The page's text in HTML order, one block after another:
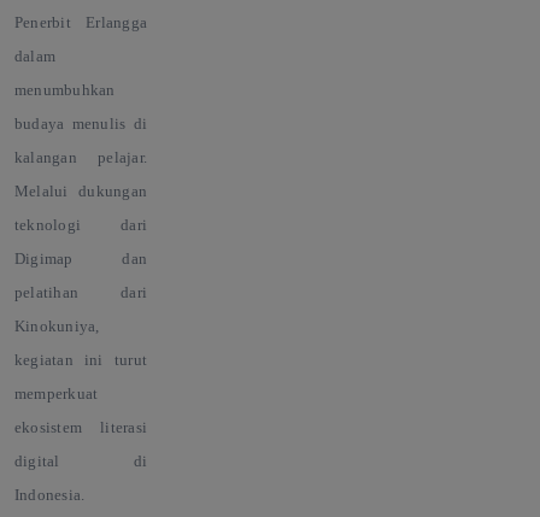
Penerbit Erlangga
dalam
menumbuhkan
budaya menulis di
kalangan pelajar.
Melalui dukungan
teknologi dari
Digimap dan
pelatihan dari
Kinokuniya,
kegiatan ini turut
memperkuat
ekosistem literasi
digital di
Indonesia.